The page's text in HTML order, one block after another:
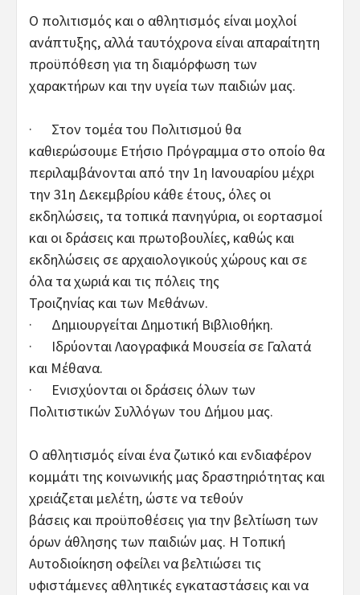
Ο πολιτισμός και ο αθλητισμός είναι μοχλοί
ανάπτυξης, αλλά ταυτόχρονα είναι απαραίτητη
προϋπόθεση για τη διαμόρφωση των
χαρακτήρων και την υγεία των παιδιών μας.
· Στον τομέα του Πολιτισμού θα
καθιερώσουμε Ετήσιο Πρόγραμμα στο οποίο θα
περιλαμβάνονται από την 1η Ιανουαρίου μέχρι
την 31η Δεκεμβρίου κάθε έτους, όλες οι
εκδηλώσεις, τα τοπικά πανηγύρια, οι εορτασμοί
και οι δράσεις και πρωτοβουλίες, καθώς και
εκδηλώσεις σε αρχαιολογικούς χώρους και σε
όλα τα χωριά και τις πόλεις της
Τροιζηνίας και των Μεθάνων.
· Δημιουργείται Δημοτική Βιβλιοθήκη.
· Ιδρύονται Λαογραφικά Μουσεία σε Γαλατά
και Μέθανα.
· Ενισχύονται οι δράσεις όλων των
Πολιτιστικών Συλλόγων του Δήμου μας.
Ο αθλητισμός είναι ένα ζωτικό και ενδιαφέρον
κομμάτι της κοινωνικής μας δραστηριότητας και
χρειάζεται μελέτη, ώστε να τεθούν
βάσεις και προϋποθέσεις για την βελτίωση των
όρων άθλησης των παιδιών μας. Η Τοπική
Αυτοδιοίκηση οφείλει να βελτιώσει τις
υφιστάμενες αθλητικές εγκαταστάσεις και να